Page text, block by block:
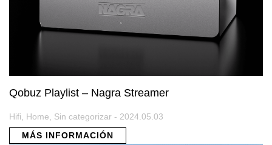
Qobuz Playlist – Nagra Streamer
Hifi, Home, Sin categorizar - 2024.05.03
MÁS INFORMACIÓN